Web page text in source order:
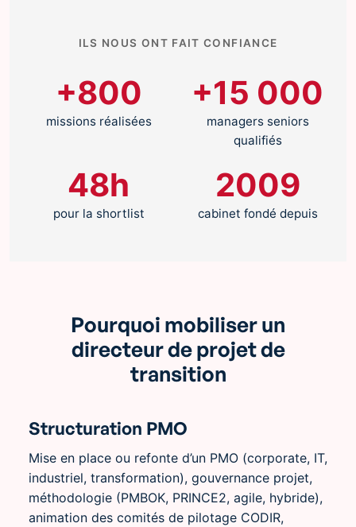
ILS NOUS ONT FAIT CONFIANCE
+800
missions réalisées
+15 000
managers seniors
qualifiés
48h
pour la shortlist
2009
cabinet fondé depuis
Pourquoi mobiliser un
directeur de projet de
transition
Structuration PMO
Mise en place ou refonte d’un PMO (corporate, IT,
industriel, transformation), gouvernance projet,
méthodologie (PMBOK, PRINCE2, agile, hybride),
animation des comités de pilotage CODIR,